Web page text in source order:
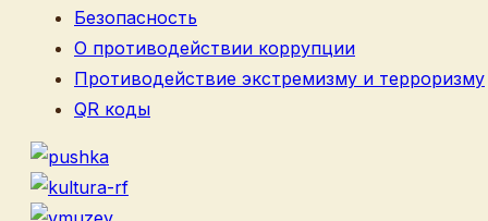
Безопасность
О противодействии коррупции
Противодействие экстремизму и терроризму
QR коды